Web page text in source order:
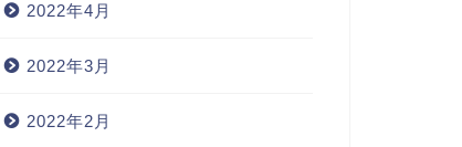
2022年4月
2022年3月
2022年2月